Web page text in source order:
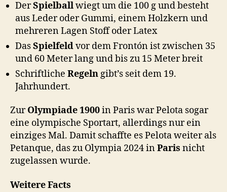
DerSpielballwiegt um die 100 g und besteht
aus Leder oder Gummi, einem Holzkern und
mehreren Lagen Stoff oder Latex
DasSpielfeldvor dem Frontón ist zwischen 35
und 60 Meter lang und bis zu 15 Meter breit
Schriftliche Regeln gibt’s seit dem 19.
Jahrhundert.
ZurOlympiade 1900in Paris war Pelota sogar
eine olympische Sportart, allerdings nur ein
einziges Mal. Damit schaffte es Pelota weiter als
Petanque, das zu Olympia 2024 inParis nicht
zugelassen wurde.
Weitere Facts